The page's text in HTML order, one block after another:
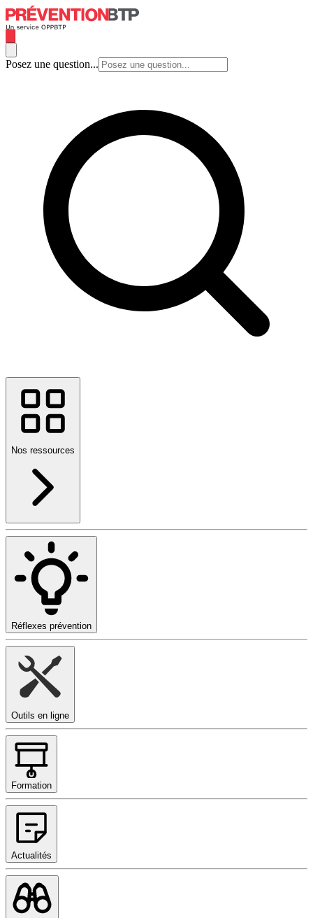
Posez une question...
Nos ressources
Réflexes prévention
Outils en ligne
Formation
Actualités